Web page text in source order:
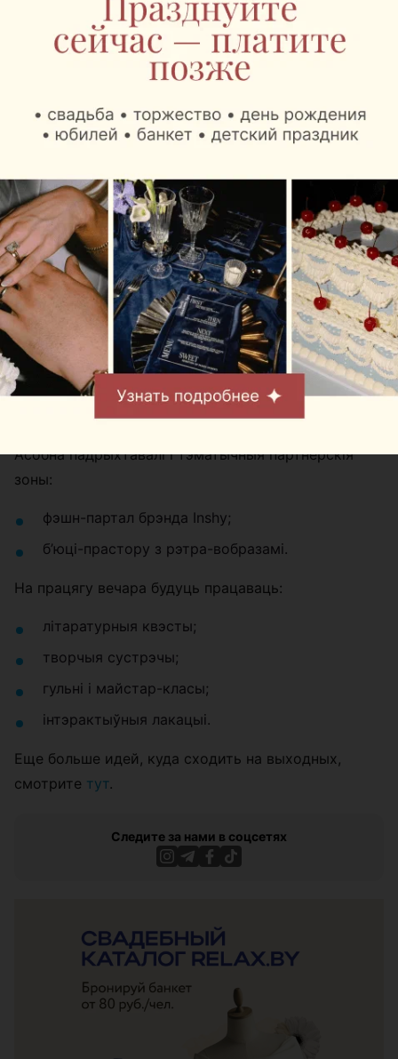
музеяў» — «Літаратурны партал». На адзін вечар
музей ператворыцца ў прастору кніжных сусветаў,
дзе кожная зала стане асобнай гісторыяй з
уласнай атмасферай, героямі і таямніцамі.
Арганізатары абяцаюць вечар, у якім літаратура
інтэрактывамі.
У праграме:
адкрыццё выставы мастака Алеся Родзіна;
лекцыя пра жанчын у літаратуры XIX стагоддзя;
прэзентацыя кнігі «Калыханка для Мінска»;
магічнае шоу фокусніка Віктара Андруховіча;
выступ дуэта «Дабранач»;
жывое гучанне квартэта Avant-garde.
Асобна падрыхтавалі і тэматычныя партнёрскія
зоны:
фэшн-партал брэнда Inshy;
б’юці-прастору з рэтра-вобразамі.
На працягу вечара будуць працаваць:
літаратурныя квэсты;
творчыя сустрэчы;
гульні і майстар-класы;
інтэрактыўныя лакацыі.
Еще больше идей, куда сходить на выходных,
смотрите тут.
Следите за нами в соцсетях